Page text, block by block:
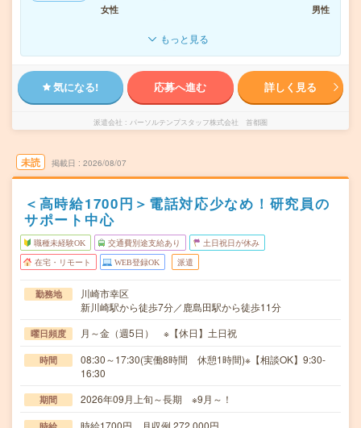
女性
男性
もっと見る
気になる! 応募へ進む 詳しく見る
派遣会社 パーソルテンプスタッフ株式会社 首都圏
未読 掲載日 2026/08/07
＜高時給1700円＞電話対応少なめ！研究員の
サポート中心
職種未経験OK 交通費別途支給あり 土日祝日が休み
在宅・リモート WEB登録OK 派遣
勤務地
川崎市幸区
新川崎駅から徒歩7分／鹿島田駅から徒歩11分
曜日頻度 月～金（週5日） ※【休日】土日祝
時間
08:30～17:30(実働8時間 休憩1時間)※【相談OK】9:30-
16:30
期間 2026年09月上旬～長期 ※9月～！
時給1700円 月収例 272,000円